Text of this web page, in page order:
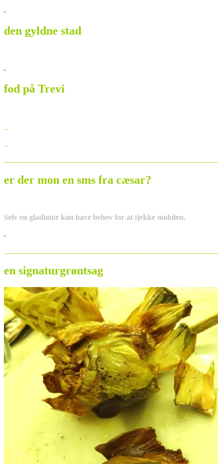
.
den gyldne stad
.
fod på Trevi
er der mon en sms fra cæsar?
Selv en gladiator kan have behov for at tjekke mobilen.
.
en signaturgrøntsag